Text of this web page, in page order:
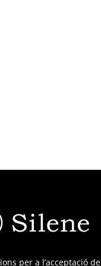
per a l’acceptació de